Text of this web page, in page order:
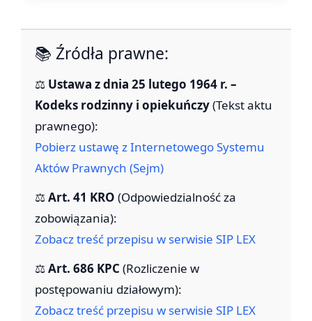
📚 Źródła prawne:
⚖️ Ustawa z dnia 25 lutego 1964 r. –
Kodeks rodzinny i opiekuńczy(Tekst aktu
prawnego):
Pobierz ustawę z Internetowego Systemu
Aktów Prawnych (Sejm)
⚖️Art. 41 KRO (Odpowiedzialność za
zobowiązania):
Zobacz treść przepisu w serwisie SIP LEX
⚖️Art. 686 KPC (Rozliczenie w
postępowaniu działowym):
Zobacz treść przepisu w serwisie SIP LEX